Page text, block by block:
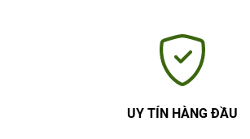
UY TÍN HÀNG ĐẦU